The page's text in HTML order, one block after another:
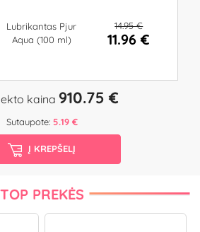
Lubrikantas Pjur
Aqua (100 ml)
14.95 €
11.96 €
kaina 910.75 €
Sutaupote: 5.19 €
Į KREPŠELĮ
TOP PREKĖS